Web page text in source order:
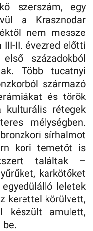
szerszám, egy
a Krasznodar
nem messze
III-II. évezred előtti
századokból
Több tucatnyi
származó
és török
kulturális rétegek
mélységben.
sírhalmot
kori temetőt is
találtak –
karkötőket
leletek
kerettel körülvett,
készült amulett,
be.